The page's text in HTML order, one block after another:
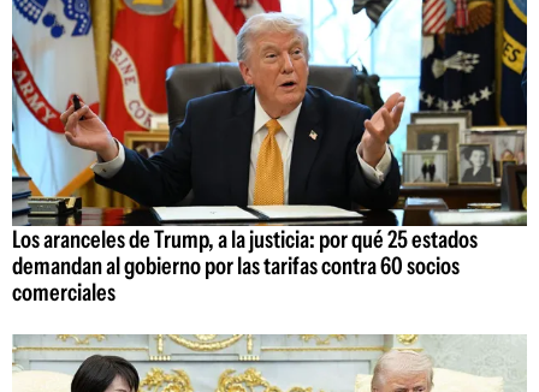
Los aranceles de Trump, a la justicia: por qué 25 estados
demandan al gobierno por las tarifas contra 60 socios
comerciales